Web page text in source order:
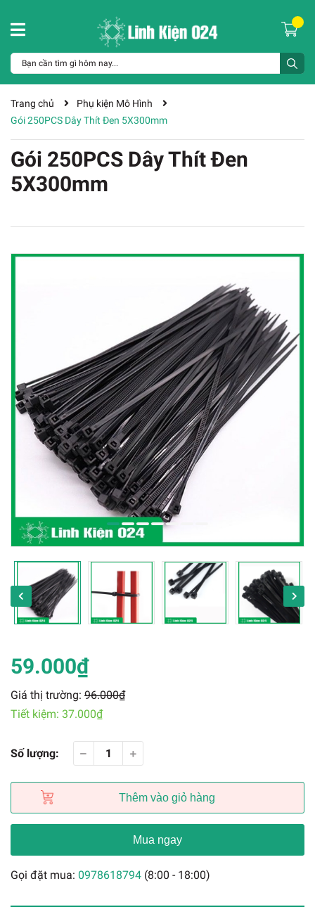
Trang chủ
Phụ kiện Mô Hình
Gói 250PCS Dây Thít Đen 5X300mm
Gói 250PCS Dây Thít Đen
5X300mm
59.000₫
Giá thị trường: 96.000₫
Tiết kiệm: 37.000₫
Số lượng:
Thêm vào giỏ hàng
Mua ngay
Gọi đặt mua: 0978618794 (8:00 - 18:00)